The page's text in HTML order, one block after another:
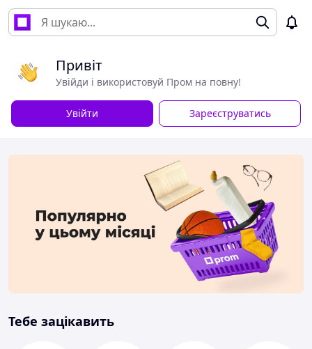
Привіт
Увійди і використовуй Пром на повну!
Увійти Зареєструватись
Тебе зацікавить